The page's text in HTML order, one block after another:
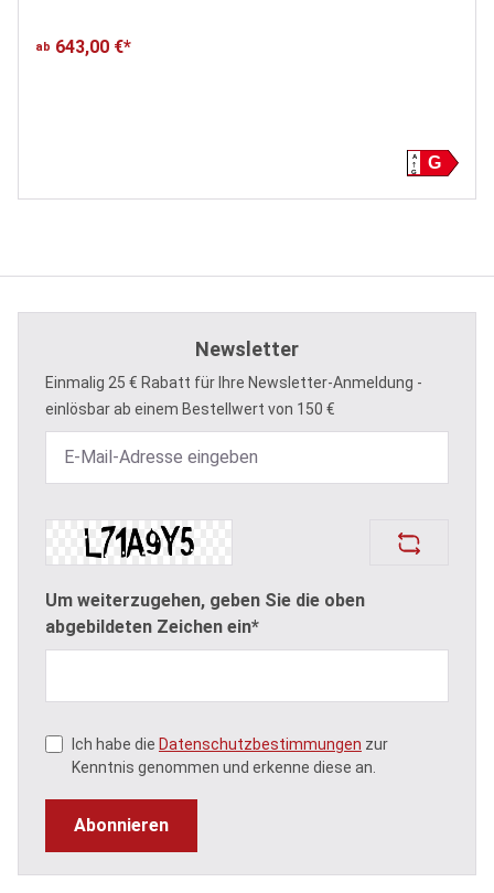
ab 643,00 €*
G
A
G
Newsletter
Einmalig 25 € Rabatt für Ihre Newsletter-Anmeldung -
einlösbar ab einem Bestellwert von 150 €
Um weiterzugehen, geben Sie die oben
abgebildeten Zeichen ein*
Ich habe die Datenschutzbestimmungen zur
Kenntnis genommen und erkenne diese an.
Abonnieren